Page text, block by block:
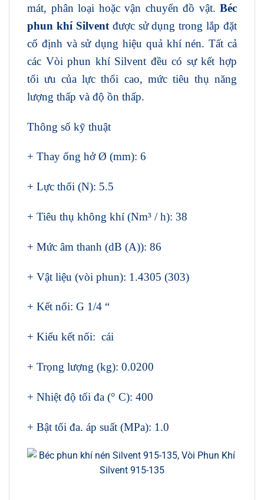
mát, phân loại hoặc vận chuyển đồ vật. Béc
phun khí Silventđược sử dụng trong lắp đặt
cố định và sử dụng hiệu quả khí nén. Tất cả
các Vòi phun khí Silvent đều có sự kết hợp
tối ưu của lực thổi cao, mức tiêu thụ năng
lượng thấp và độ ồn thấp.
Thông số kỹ thuật
+ Thay ống hở Ø (mm): 6
+ Lực thổi (N): 5.5
+ Tiêu thụ không khí (Nm³ / h): 38
+ Mức âm thanh (dB (A)): 86
+ Vật liệu (vòi phun): 1.4305 (303)
+ Kết nối: G 1/4 “
+ Kiểu kết nối: cái
+ Trọng lượng (kg): 0.0200
+ Nhiệt độ tối đa (° C): 400
+ Bật tối đa. áp suất (MPa): 1.0